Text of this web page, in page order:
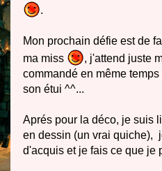
.
Mon prochain défie est de
ma miss
, j'attend juste
commandé en même
son étui ^^...
Aprés pour la déco, je suis
en dessin (un vrai quiche),
d'acquis et je fais ce que je